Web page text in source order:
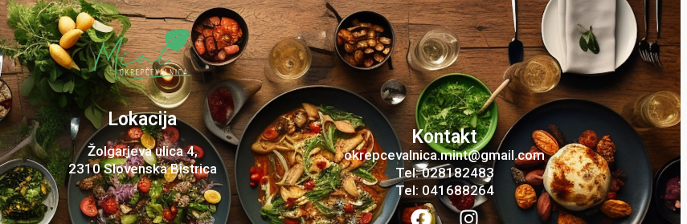
Lokacija
Žolgarjeva ulica 4,
2310 Slovenska Bistrica
Kontakt
okrepcevalnica.mint@gmail.com
Tel: 028182483
Tel: 041688264